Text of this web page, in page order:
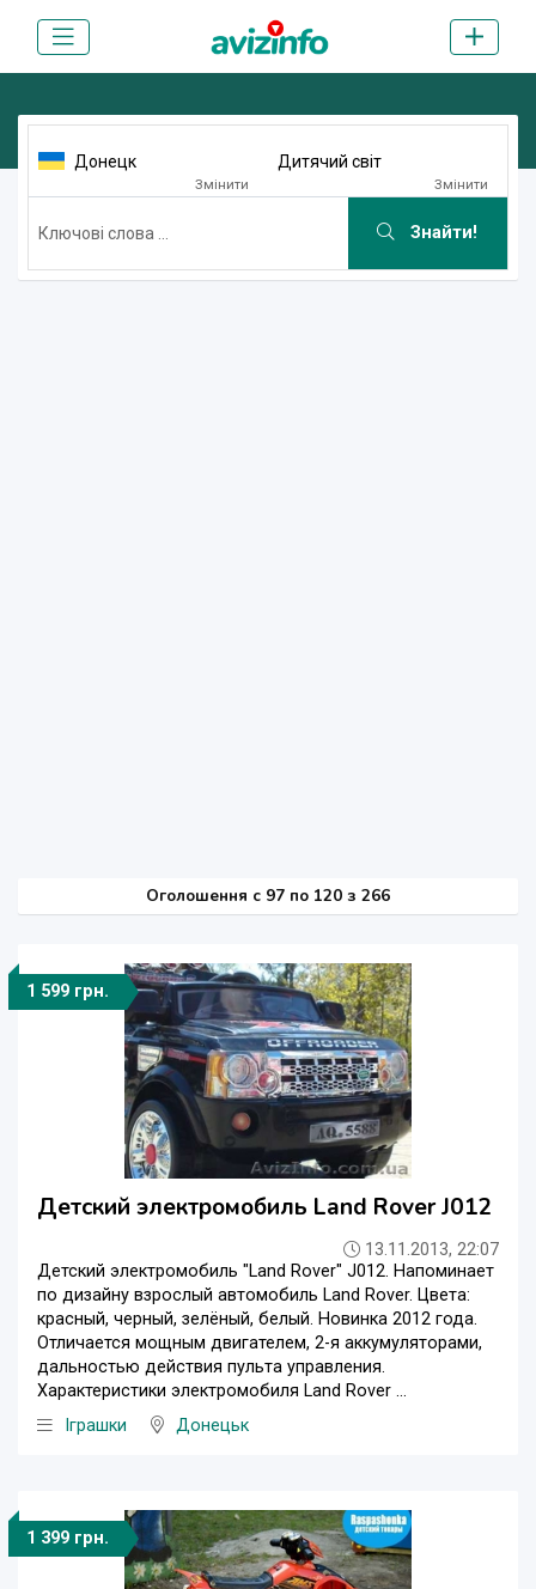
Донецк
Змінити
Дитячий світ
Змінити
Знайти!
Оголошення c 97 по 120 з 266
1 599 грн.
Детский электромобиль Land Rover J012
13.11.2013, 22:07
Детский электромобиль "Land Rover" J012. Напоминает
по дизайну взрослый автомобиль Land Rover. Цвета:
красный, черный, зелёный, белый. Новинка 2012 года.
Отличается мощным двигателем, 2-я аккумуляторами,
дальностью действия пульта управления.
Характеристики электромобиля Land Rover ...
Iграшки
Донецьк
1 399 грн.